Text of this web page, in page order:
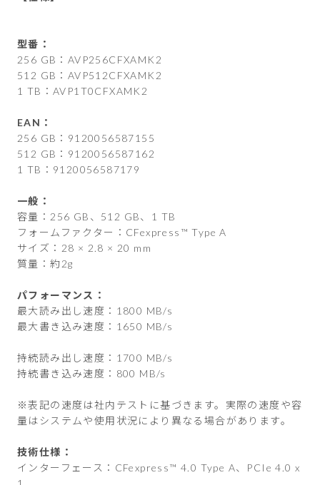
型番：
256 GB：AVP256CFXAMK2
512 GB：AVP512CFXAMK2
1 TB：AVP1T0CFXAMK2
EAN：
256 GB：9120056587155
512 GB：9120056587162
1 TB：9120056587179
一般：
容量：256 GB、512 GB、1 TB
フォームファクター：CFexpress™ Type A
サイズ：28 × 2.8 × 20 mm
質量：約2g
パフォーマンス：
最大読み出し速度：1800 MB/s
最大書き込み速度：1650 MB/s
持続読み出し速度：1700 MB/s
持続書き込み速度：800 MB/s
※表記の速度は社内テストに基づきます。実際の速度や容
量はシステムや使用状況により異なる場合があります。
技術仕様：
インターフェース：CFexpress™ 4.0 Type A、PCIe 4.0 x